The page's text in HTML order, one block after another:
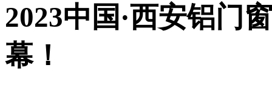
2023中国·西安铝门
幕！